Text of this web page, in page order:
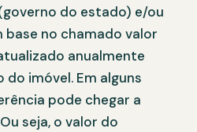
do estado) e/ou
no chamado valor
anualmente
imóvel. Em alguns
pode chegar a
seja, o valor do